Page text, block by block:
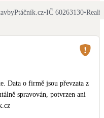
služby
i přitápění
•IČ 60263130•
Data o firmě jsou převzata z
spravován, potvrzen ani